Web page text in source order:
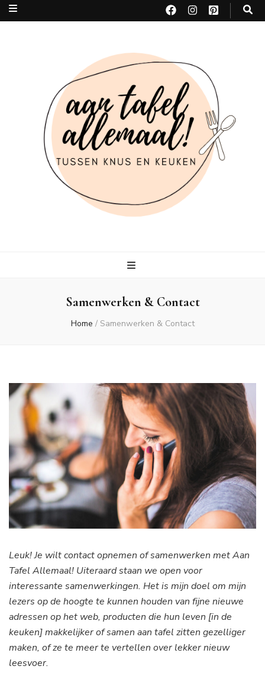
Samenwerken & Contact
Home / Samenwerken & Contact
Leuk! Je wilt contact opnemen of samenwerken met Aan
Tafel Allemaal! Uiteraard staan we open voor
interessante samenwerkingen. Het is mijn doel om mijn
lezers op de hoogte te kunnen houden van fijne nieuwe
adressen op het web, producten die hun leven [in de
keuken] makkelijker of samen aan tafel zitten gezelliger
maken, of ze te meer te vertellen over lekker nieuw
leesvoer.